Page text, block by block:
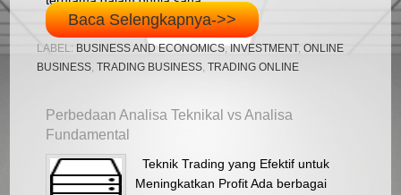
Baca Selengkapnya->>
LABEL: BUSINESS AND ECONOMICS,INVESTMENT,ONLINE
BUSINESS,TRADING BUSINESS,TRADING ONLINE
Perbedaan Analisa Teknikal vs Analisa
Fundamental
Teknik Trading yang Efektif untuk
Meningkatkan Profit Ada berbagai